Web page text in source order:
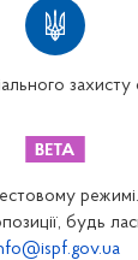
захисту
будь